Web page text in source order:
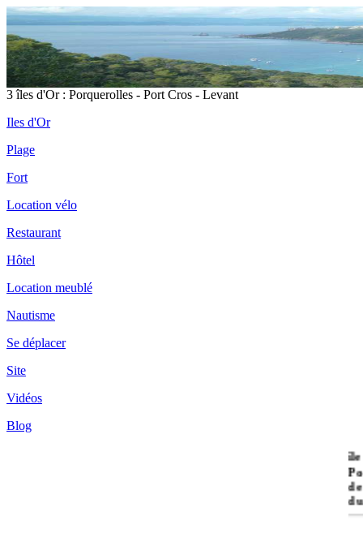
3 îles d'Or : Porquerolles - Port Cros - Levant
Iles d'Or
Plage
Fort
Location vélo
Restaurant
Hôtel
Location meublé
Nautisme
Se déplacer
Site
Vidéos
Blog
île